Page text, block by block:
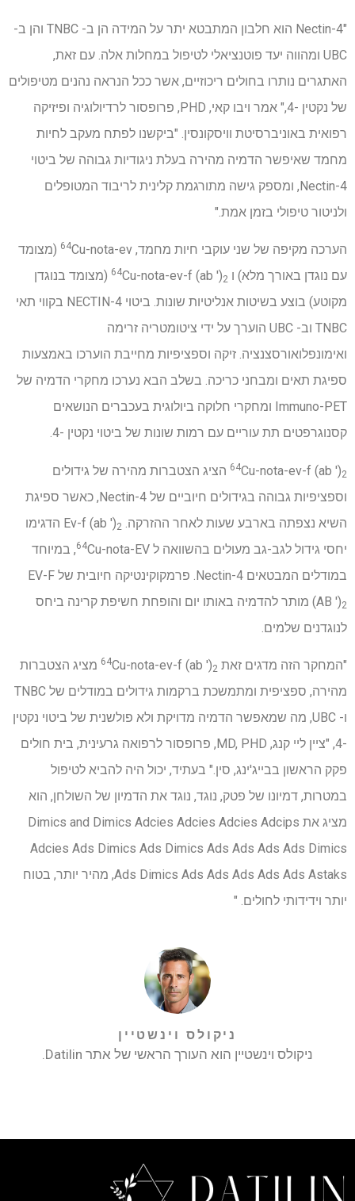
"Nectin-4 הוא חלבון המתבטא יתר על המידה הן ב- TNBC והן ב-
UBC ומהווה יעד פוטנציאלי לטיפול במחלות אלה. עם זאת,
האתגרים נותרו בחולים ריכוזיים, אשר ככל הנראה נהנים מטיפולים
של נקטין -4," אמר ויבו קאי, PHD, פרופסור לרדיולוגיה ופיזיקה
רפואית באוניברסיטת וויסקונסין. "ביקשנו לפתח מעקב לחיות
מחמד שאיפשר הדמיה מהירה בעלת ניגודיות גבוהה של ביטוי
Nectin-4, ומספק גישה מתורגמת קלינית לריבוד המטופלים
ולניטור טיפולי בזמן אמת."
הערכה מקיפה של שני עוקבי חיות מחמד, 64 Cu-nota-ev (מצומד
עם נוגדן באורך מלא) ו
64Cu-nota-ev-f (ab ′)2
(מצומד בנוגדן
מקוטע) בוצע בשיטות אנליטיות שונות. ביטוי NECTIN-4 בקווי תאי
TNBC וב- UBC הוערך על ידי ציטומטריה זרימה
ואימונפלואורסצנציה. זיקה וספציפיות מחייבת הוערכו באמצעות
ספיגת תאים ומבחני כריכה. בשלב הבא נערכו מחקרי הדמיה של
Immuno-PET ומחקרי חלוקה ביולוגית בעכברים הנושאים
קסנוגרפטים תת עוריים עם רמות שונות של ביטוי נקטין -4.
64Cu-nota-ev-f (ab ′)2
הציג הצטברות מהירה של גידולים
וספציפיות גבוהה בגידולים חיוביים של Nectin-4, כאשר ספיגת
השיא נצפתה בארבע שעות לאחר ההזרקה. Ev-f (ab ′)
2
הדגימו
יחסי גידול לגב-גב מעולים בהשוואה ל
64Cu-nota-EV, במיוחד
במודלים המבטאים Nectin-4. פרמקוקינטיקה חיובית של EV-F
(AB ′)2
מותר להדמיה באותו יום והופחת חשיפת קרינה ביחס
לנוגדנים שלמים.
"המחקר הזה מדגים זאת 64Cu-nota-ev-f (ab ′)2
מציג הצטברות
מהירה, ספציפית ומתמשכת ברקמות גידולים במודלים של TNBC
ו- UBC, מה שמאפשר הדמיה מדויקת ולא פולשנית של ביטוי נקטין
-4, "ציין ליי קנג, MD, PHD, פרופסור לרפואה גרעינית, בית חולים
פקק הראשון בבייג'ינג, סין." בעתיד, יכול היה להביא לטיפול
במטרות, דמיונו של פטק, נוגד, נוגד את הדמיון של השולחן, הוא
מציג את Dimics and Dimics Adcies Adcies Adcies Adcips
Adcies Ads Dimics Ads Dimics Ads Ads Ads Ads Dimics
Ads Dimics Ads Ads Ads Ads Ads Astaks, מהיר יותר, בטוח
יותר וידידותי לחולים. "
ניקולס וינשטיין
ניקולס וינשטיין הוא העורך הראשי של אתר Datilin.